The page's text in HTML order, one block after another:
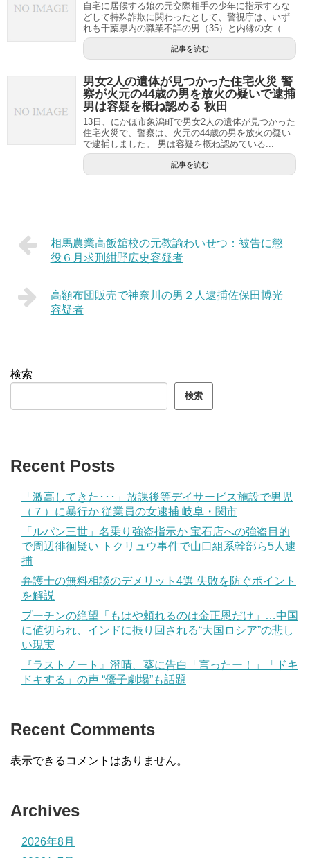
自宅に居候する娘の元交際相手の少年に指示するな
どして特殊詐欺に関わったとして、警視庁は、いず
れも千葉県内の職業不詳の男（35）と内縁の女（...
記事を読む
男女2人の遺体が見つかった住宅火災 警
察が火元の44歳の男を放火の疑いで逮捕
男は容疑を概ね認める 秋田
13日、にかほ市象潟町で男女2人の遺体が見つかった
住宅火災で、警察は、火元の44歳の男を放火の疑い
で逮捕しました。 男は容疑を概ね認めている...
記事を読む
相馬農業高飯舘校の元教諭わいせつ：被告に懲
役６月求刑紺野広史容疑者
高額布団販売で神奈川の男２人逮捕佐保田博光
容疑者
検索
検索
Recent Posts
「激高してきた･･･」放課後等デイサービス施設で男児
（７）に暴行か 従業員の女逮捕 岐阜・関市
「ルパン三世」名乗り強盗指示か 宝石店への強盗目的
で周辺徘徊疑い トクリュウ事件で山口組系幹部ら5人逮
捕
弁護士の無料相談のデメリット4選 失敗を防ぐポイント
を解説
プーチンの絶望「もはや頼れるのは金正恩だけ」…中国
に値切られ、インドに振り回される“大国ロシア”の悲し
い現実
『ラストノート』澄晴、葵に告白「言ったー！」「ドキ
ドキする」の声 “優子劇場”も話題
Recent Comments
表示できるコメントはありません。
Archives
2026年8月